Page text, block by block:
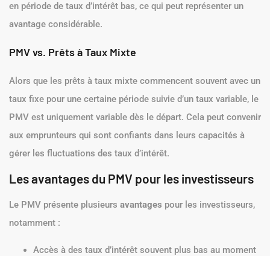
en période de taux d’intérêt bas, ce qui peut représenter un
avantage considérable.
PMV vs. Prêts à Taux Mixte
Alors que les prêts à taux mixte commencent souvent avec un
taux fixe pour une certaine période suivie d’un taux variable, le
PMV est uniquement variable dès le départ. Cela peut convenir
aux emprunteurs qui sont confiants dans leurs capacités à
gérer les fluctuations des taux d’intérêt.
Les avantages du PMV pour les investisseurs
Le PMV présente plusieurs avantages pour les investisseurs,
notamment :
Accès à des taux d’intérêt souvent plus bas au moment